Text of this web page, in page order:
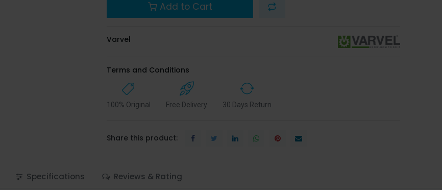
Add to Cart
Varvel
Terms and Conditions
100% Original Free Delivery 30 Days Return
Share this product:
Specifications Reviews & Rating